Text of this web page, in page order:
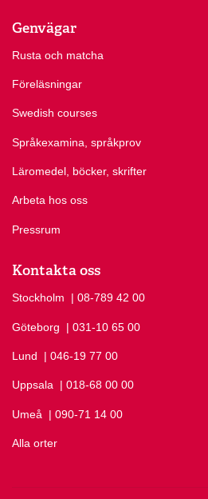
Genvägar
Rusta och matcha
Föreläsningar
Swedish courses
Språkexamina, språkprov
Läromedel, böcker, skrifter
Arbeta hos oss
Pressrum
Kontakta oss
Stockholm Ring Stockholm på
| 08-789 42 00
Göteborg Ring Göteborg på
| 031-10 65 00
Lund Ring Lund på
| 046-19 77 00
Uppsala Ring Uppsala på
| 018-68 00 00
Umeå Ring Umeå på
| 090-71 14 00
Alla orter